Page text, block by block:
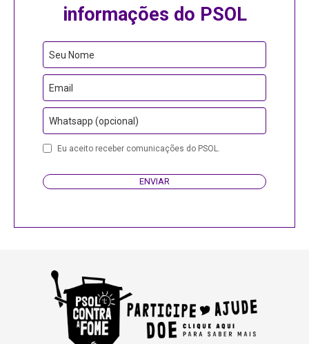
informações do PSOL
Seu Nome
Email
Whatsapp (opcional)
Eu aceito receber comunicações do PSOL.
ENVIAR